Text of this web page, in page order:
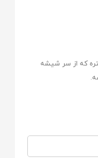
که از سر شیشه